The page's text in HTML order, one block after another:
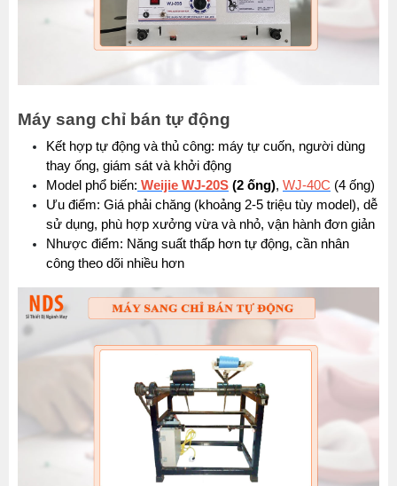
Máy sang chỉ bán tự động
Kết hợp tự động và thủ công: máy tự cuốn, người dùng
thay ống, giám sát và khởi động
Model phổ biến: Weijie WJ-20S (2 ống), WJ-40C (4 ống)
Ưu điểm: Giá phải chăng (khoảng 2-5 triệu tùy model), dễ
sử dụng, phù hợp xưởng vừa và nhỏ, vận hành đơn giản
Nhược điểm: Năng suất thấp hơn tự động, cần nhân
công theo dõi nhiều hơn